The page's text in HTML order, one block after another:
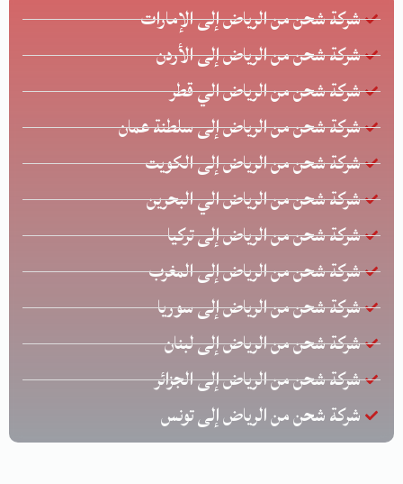
شركة شحن من الرياض إلى الإمارات
شركة شحن من الرياض إلى الأردن
شركة شحن من الرياض الي قطر
شركة شحن من الرياض إلى سلطنة عمان
شركة شحن من الرياض إلى الكويت
شركة شحن من الرياض الي البحرين
شركة شحن من الرياض إلى تركيا
شركة شحن من الرياض إلى المغرب
شركة شحن من الرياض إلى سوريا
شركة شحن من الرياض إلى لبنان
شركة شحن من الرياض إلى الجزائر
شركة شحن من الرياض إلى تونس